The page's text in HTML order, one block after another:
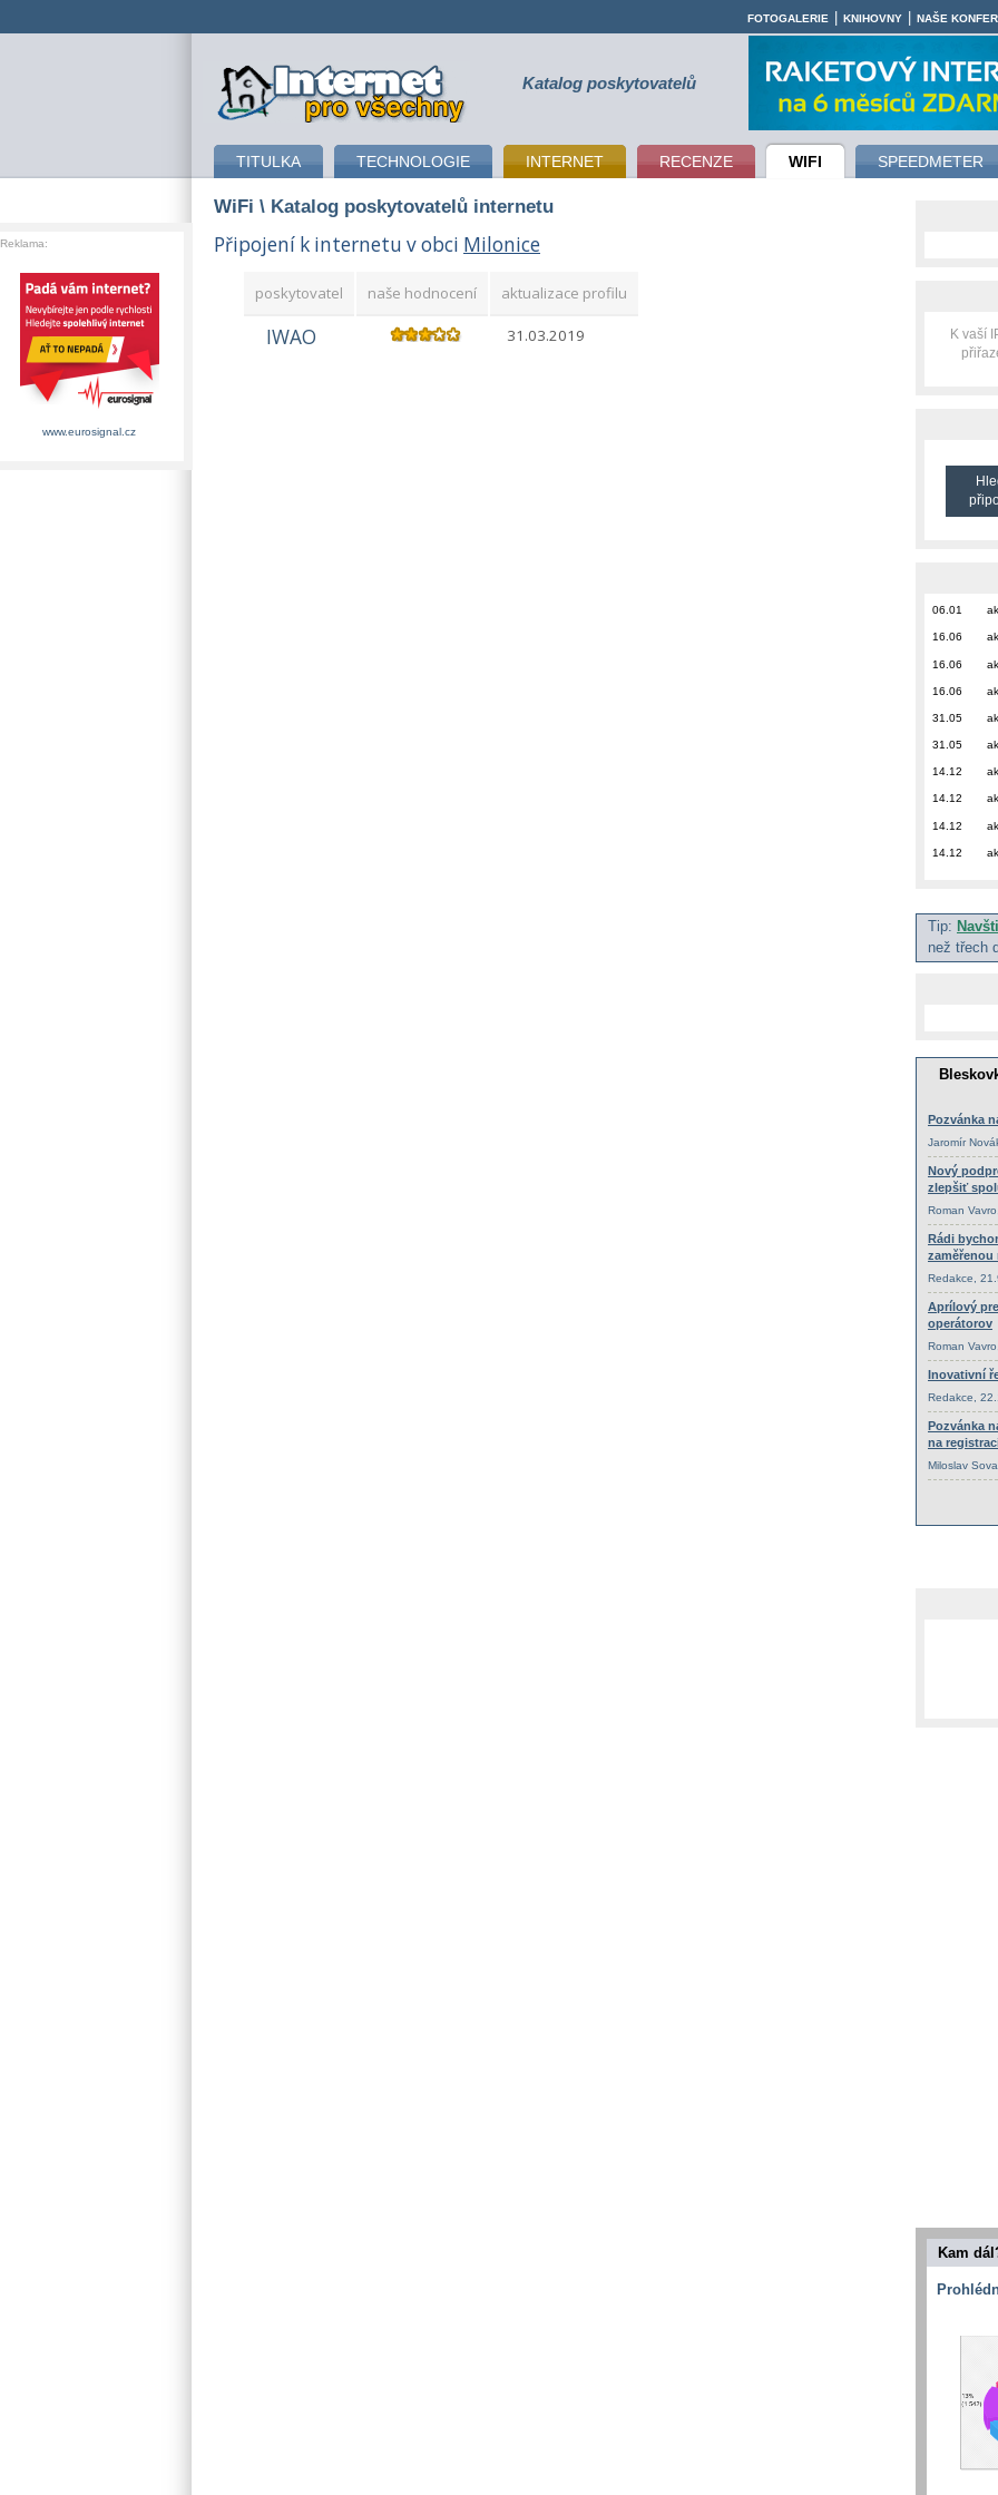
připojení k internetu Katalog poskytovatelů
TITULKA TECHNOLOGIE INTERNET RECENZE WIFI SPEEDMETER
FOTOGALERIE KNIHOVNY NAŠE
WiFi \ Katalog poskytovatelů internetu
Připojení k internetu v obci Milonice
poskytovatel naše hodnocení aktualizace profilu
IWAO 31.03.2019
K vaší
06.01
16.06
16.06
16.06
31.05
31.05
14.12
14.12
14.12
14.12
Tip:
než třech
Kam
Reklama:
www.eurosignal.cz